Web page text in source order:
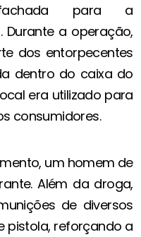
para a
Durante a operação,
dos entorpecentes
dentro do caixa do
era utilizado para
consumidores.
um homem de
Além da droga,
de diversos
pistola, reforçando a